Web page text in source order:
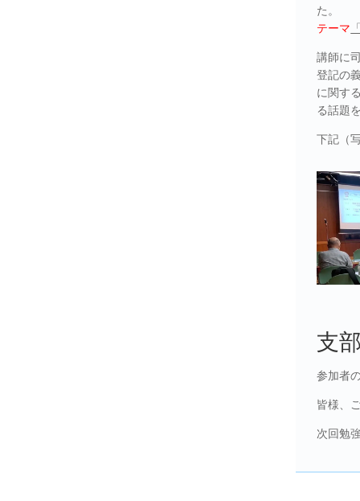
た。
テーマ
講師に
登記の
に関す
る話題
下記（
支
参加者
皆様、
次回勉